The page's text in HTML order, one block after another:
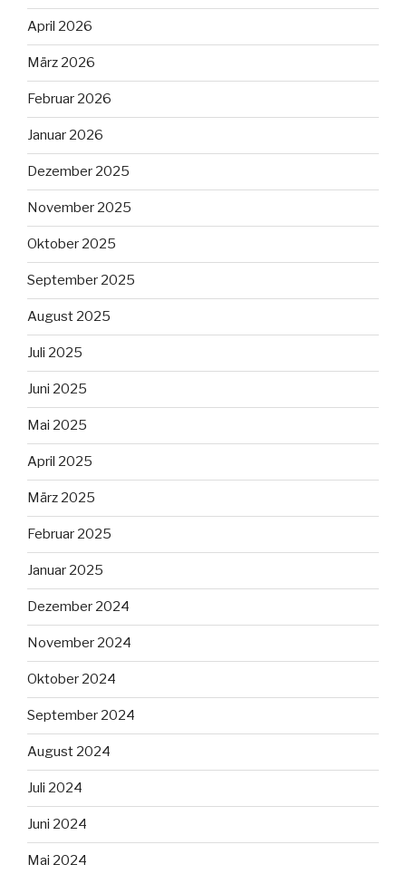
April 2026
März 2026
Februar 2026
Januar 2026
Dezember 2025
November 2025
Oktober 2025
September 2025
August 2025
Juli 2025
Juni 2025
Mai 2025
April 2025
März 2025
Februar 2025
Januar 2025
Dezember 2024
November 2024
Oktober 2024
September 2024
August 2024
Juli 2024
Juni 2024
Mai 2024